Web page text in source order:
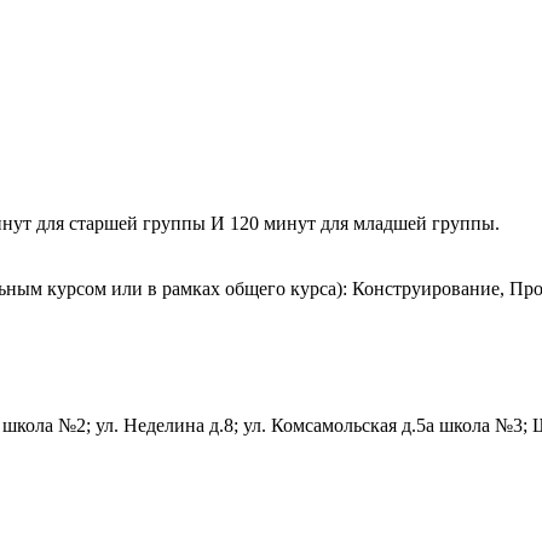
для старшей группы И 120 минут для младшей группы.
курсом или в рамках общего курса): Конструирование,
школа №2; ул. Неделина д.8; ул. Комсамольская д.5а школа №3;